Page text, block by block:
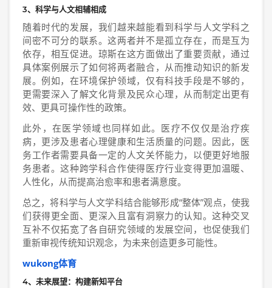
3、科学与人文相辅相成
随着时代的发展，我们越来越能看到科学与人文学科之
间密不可分的联系。这两者并不是孤立存在，而是互为
依存，相互促进。琼斯在这方面做出了重要贡献，通过
具体案例展示了如何将两者融合，从而推动知识的新发
展。例如，在环境保护领域，仅有科技手段是不够的，
更需要深入了解文化背景及民众心理，从而制定出更有
效、更具可操作性的政策。
此外，在医学领域也同样如此。医疗不仅仅是治疗疾
病，更涉及患者心理健康和生活质量的问题。因此，医
务工作者需要具备一定的人文关怀能力，以便更好地服
务患者。这种跨学科合作使得医疗行业变得更加温暖、
人性化，从而提高治愈率和患者满意度。
总之，将科学与人文学科结合能够形成“整体”观点，使我
们获得更全面、更深入且富有洞察力的认知。这种交叉
互补不仅拓宽了各自研究领域的发展空间，也促使我们
重新审视传统知识观念，为未来创造更多可能性。
wukong体育
4、未来展望：构建新知平台